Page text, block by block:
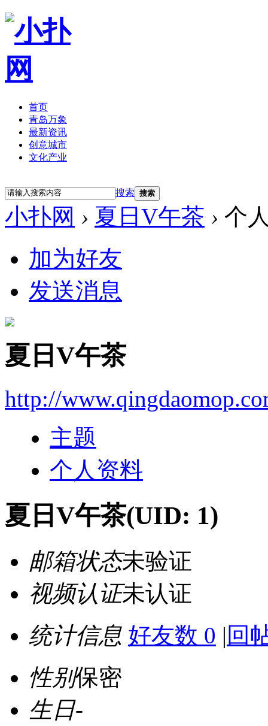
首页
青岛万象
最新资讯
创意城市
文化产业
搜索 搜索
小扑网 › 夏日V午茶 › 个
加为好友
发送消息
夏日V午茶
http://
主题
个人资料
夏日V午茶(UID: 1)
邮箱状态未验证
视频认证未认证
统计信息 好友数 0 | 回
性别保密
生日-